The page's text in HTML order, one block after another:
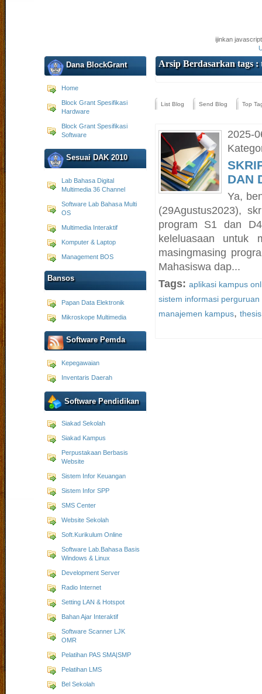
ijinkan
Dana BlockGrant
Home
Block Grant Spesifikasi
Hardware
Block Grant Spesifikasi
Software
Sesuai DAK 2010
Lab Bahasa Digital
Multimedia 36 Channel
Software Lab Bahasa Multi
OS
Multimedia Interaktif
Komputer & Laptop
Management BOS
Bansos
Papan Data Elektronik
Mikroskope Multimedia
Software Pemda
Kepegawaian
Inventaris Daerah
Software Pendidikan
Siakad Sekolah
Siakad Kampus
Perpustakaan Berbasis
Website
Sistem Infor Keuangan
Sistem Infor SPP
SMS Center
Website Sekolah
Soft.Kurikulum Online
Software Lab.Bahasa Basis
Windows & Linux
Development Server
Radio Internet
Setting LAN & Hotspot
Bahan Ajar Interaktif
Software Scanner LJK
OMR
Pelatihan PAS SMA|SMP
Pelatihan LMS
Bel Sekolah
Arsip Berdasarkan tags :
List Blog Send Blog Top
2025-
DAN
Ya,
(29Agustus2023),
program S1 dan
keleluasaan untuk
masingmasing
Mahasiswa dap...
Tags: aplikasi kampus
sistem informasi perguruan
manajemen kampus, thesis